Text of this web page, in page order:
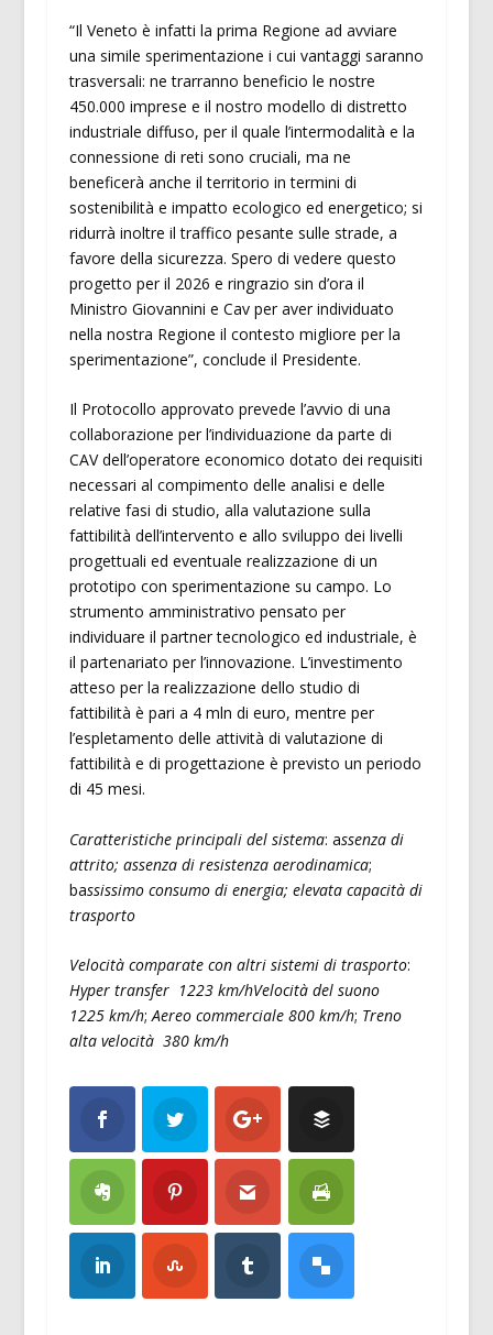
“Il Veneto è infatti la prima Regione ad avviare
una simile sperimentazione i cui vantaggi saranno
trasversali: ne trarranno beneficio le nostre
450.000 imprese e il nostro modello di distretto
industriale diffuso, per il quale l’intermodalità e la
connessione di reti sono cruciali, ma ne
beneficerà anche il territorio in termini di
sostenibilità e impatto ecologico ed energetico; si
ridurrà inoltre il traffico pesante sulle strade, a
favore della sicurezza. Spero di vedere questo
progetto per il 2026 e ringrazio sin d’ora il
Ministro Giovannini e Cav per aver individuato
nella nostra Regione il contesto migliore per la
sperimentazione”, conclude il Presidente.
Il Protocollo approvato prevede l’avvio di una
collaborazione per l’individuazione da parte di
CAV dell’operatore economico dotato dei requisiti
necessari al compimento delle analisi e delle
relative fasi di studio, alla valutazione sulla
fattibilità dell’intervento e allo sviluppo dei livelli
progettuali ed eventuale realizzazione di un
prototipo con sperimentazione su campo. Lo
strumento amministrativo pensato per
individuare il partner tecnologico ed industriale, è
il partenariato per l’innovazione. L’investimento
atteso per la realizzazione dello studio di
fattibilità è pari a 4 mln di euro, mentre per
l’espletamento delle attività di valutazione di
fattibilità e di progettazione è previsto un periodo
di 45 mesi.
Caratteristiche principali del sistema: assenza di
attrito; assenza di resistenza aerodinamica;
bassissimo consumo di energia; elevata capacità di
trasporto
Velocità comparate con altri sistemi di trasporto:
Hyper transfer 1223 km/hVelocità del suono
1225 km/h;Aereo commerciale 800 km/h; Treno
alta velocità 380 km/h